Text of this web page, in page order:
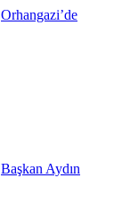
Orhangazi’de
Başkan Aydın